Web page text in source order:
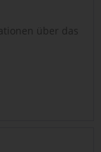
über das